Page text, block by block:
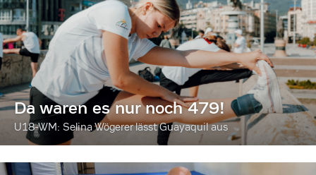
Da waren es nur noch 479!
U18-WM: Selina Wögerer lässt Guayaquil aus